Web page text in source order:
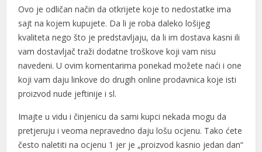
Escort
mg fiyat
escort
bonusu
Ovo je odličan način da otkrijete koje to nedostatke ima
sajt na kojem kupujete. Da li je roba daleko lošijeg
kvaliteta nego što je predstavljaju, da li im dostava kasni ili
vam dostavljač traži dodatne troškove koji vam nisu
navedeni. U ovim komentarima ponekad možete naći i one
koji vam daju linkove do drugih online prodavnica koje isti
proizvod nude jeftinije i sl.
Imajte u vidu i činjenicu da sami kupci nekada mogu da
pretjeruju i veoma nepravedno daju lošu ocjenu. Tako ćete
često naletiti na ocjenu 1 jer je „proizvod kasnio jedan dan“